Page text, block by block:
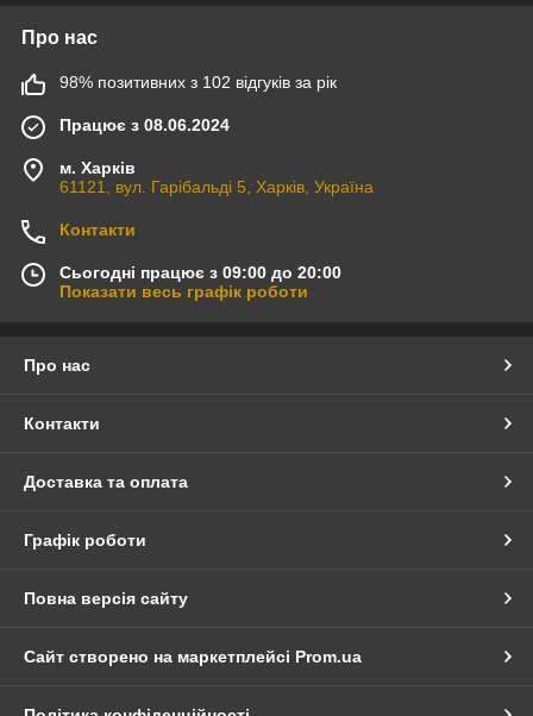
Про нас
98% позитивних з 102 відгуків за рік
Працює з 08.06.2024
м. Харків
61121, вул. Гарібальді 5, Харків, Україна
Контакти
Сьогодні працює з 09:00 до 20:00
Показати весь графік роботи
Про нас
Контакти
Доставка та оплата
Графік роботи
Повна версія сайту
Сайт створено на маркетплейсі Prom.ua